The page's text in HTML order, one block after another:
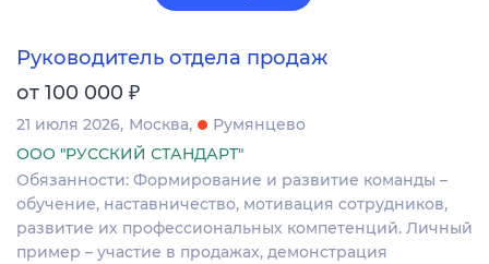
Руководитель отдела продаж
от 100 000 ₽
21 июля 2026 Москва
Румянцево
ООО "РУССКИЙ СТАНДАРТ"
Обязанности: Формирование и развитие команды –
обучение, наставничество, мотивация сотрудников,
развитие их профессиональных компетенций. Личный
пример – участие в продажах, демонстрация